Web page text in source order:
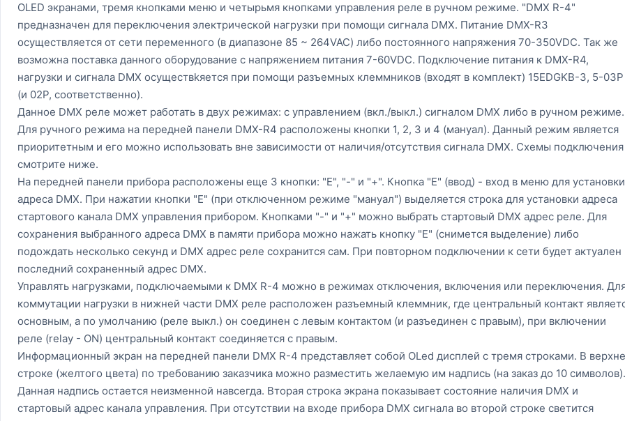
OLED экранами, тремя кнопками меню и четырьмя кнопками управления реле в ручном режиме. "DMX R-4"
предназначен для переключения электрической нагрузки при помощи сигнала DMX. ​Питание DMX-R3
осуществляется от сети переменного (в диапазоне 85 ~ 264VAC) либо постоянного напряжения 70-350VDC. Так же
возможна поставка данного оборудование с напряжением питания 7-60VDC. Подключение питания к DMX-R4,
нагрузки и сигнала DMX осуществkяется при помощи разъемных клеммников (входят в комплект) 15EDGKB-3, 5-03P
(и 02Р, соответственно).
Данное DMX реле может работать в двух режимах: с управлением (вкл./выкл.) сигналом DMX либо в ручном режиме.
Для ручного режима на передней панели DMX-R4 расположены кнопки 1, 2, 3 и 4 (мануал). Данный режим является
приоритетным и его можно использовать вне зависимости от наличия/отсутствия сигнала DMX. Схемы подключения
смотрите ниже.
На передней панели прибора расположены еще 3 кнопки: "Е", "-" и "+". Кнопка "Е" (ввод) - вход в меню для установки
адреса DMX. При нажатии кнопки "Е" (при отключенном режиме "мануал") выделяется строка для установки адреса
стартового канала DMX управления прибором. Кнопками "-" и "+" можно выбрать стартовый DMX адрес реле. Для
сохранения выбранного адреса DMX в памяти прибора можно нажать кнопку "Е" (снимется выделение) либо
подождать несколько секунд и DMX адрес реле сохранится сам. При повторном подключении к сети будет актуален
последний сохраненный адрес DMX.
Управлять нагрузками, подключаемыми к DMX R-4 можно в режимах отключения, включения или переключения.
коммутации нагрузки в нижней части DMX реле расположен разъемный клеммник, где центральный контакт
основным, а по умолчанию (реле выкл.) он соединен с левым контактом (и разъединен с правым), при включении
реле (relay - ON) центральный контакт соединяется с правым.
Информационный экран на передней панели DMX R-4 представляет собой OLed дисплей с тремя строками. В
строке (желтого цвета) по требованию заказчика можно разместить желаемую им надпись (на заказ до 10 символов).
Данная надпись остается неизменной навсегда. Вторая строка экрана показывает состояние наличия DMX и
стартовый адрес канала управления. При отсутствии на входе прибора DMX сигнала во второй строке светится